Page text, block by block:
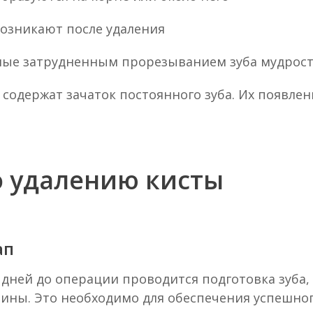
после удаления
затрудненным прорезыванием зуба
зачаток постоянного зуба. Их
кисты
до операции проводится подготовка
Это необходимо для обеспечения